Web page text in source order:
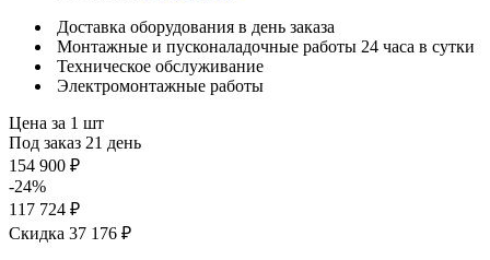
Доставка оборудования в день заказа
Монтажные и пусконаладочные работы 24 часа в сутки
Техническое обслуживание
Электромонтажные работы
Цена за 1 шт
Под заказ 21 день
154 900 ₽
-24%
117 724 ₽
Скидка 37 176 ₽